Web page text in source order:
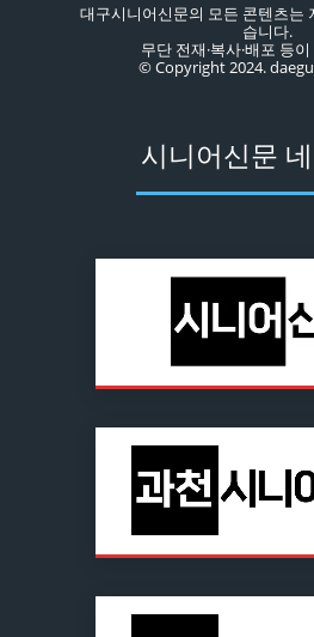
대구시니어신문의 모든 콘텐츠는
습니다.
무단 전재·복사·배포 등
© Copyright 2024.
시니어신문